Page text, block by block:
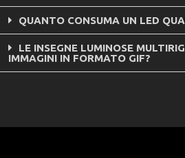
QUANTO CONSUMA UN LED
LE INSEGNE LUMINOSE
IMMAGINI IN FORMATO GIF?